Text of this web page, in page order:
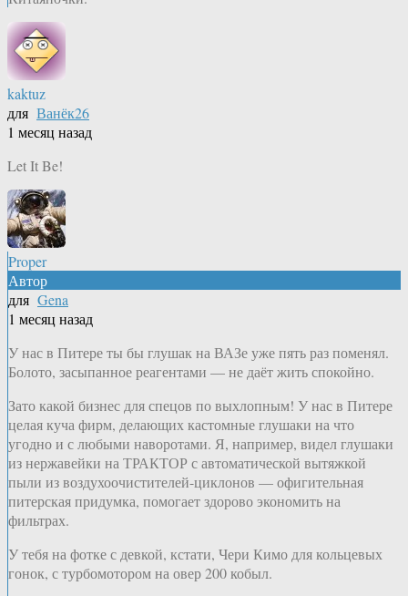
kaktuz
для Ванёк26
1 месяц назад
Let It Be!
Proper
Автор
для Gena
1 месяц назад
У нас в Питере ты бы глушак на ВАЗе уже пять раз поменял.
Болото, засыпанное реагентами — не даёт жить спокойно.
Зато какой бизнес для спецов по выхлопным! У нас в Питере
целая куча фирм, делающих кастомные глушаки на что
угодно и с любыми наворотами. Я, например, видел глушаки
из нержавейки на ТРАКТОР с автоматической вытяжкой
пыли из воздухоочистителей-циклонов — офигительная
питерская придумка, помогает здорово экономить на
фильтрах.
У тебя на фотке с девкой, кстати, Чери Кимо для кольцевых
гонок, с турбомотором на овер 200 кобыл.